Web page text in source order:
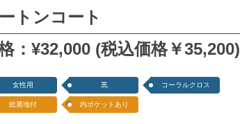
トンコート
：¥32,000 (税込価格￥35,200)
女性用 黒 コーラルクロス
総裏地付 内ポケットあり